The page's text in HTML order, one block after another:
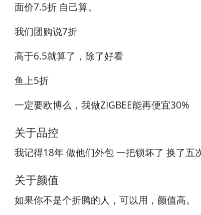
面价7.5折 自己算。
我们团购说7折
高于6.5就算了，除了好看
鱼上5折
一定要欧博么，我做ZIGBEE能再便宜30%
关于品控
我记得18年 做他们外包 一把锁坏了 换了五
关于颜值
如果你不是个折腾的人，可以用，颜值高。